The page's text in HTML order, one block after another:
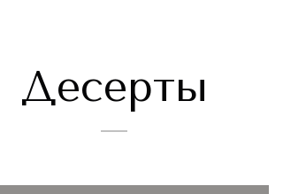
Десерты